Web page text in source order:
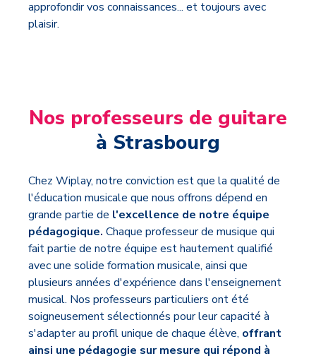
approfondir vos connaissances... et toujours avec
plaisir.
Nos professeurs de guitare
à Strasbourg
Chez Wiplay, notre conviction est que la qualité de
l'éducation musicale que nous offrons dépend en
grande partie de l'excellence de notre équipe
pédagogique. Chaque professeur de musique qui
fait partie de notre équipe est hautement qualifié
avec une solide formation musicale, ainsi que
plusieurs années d'expérience dans l'enseignement
musical. Nos professeurs particuliers ont été
soigneusement sélectionnés pour leur capacité à
s'adapter au profil unique de chaque élève, offrant
ainsi une pédagogie sur mesure qui répond à